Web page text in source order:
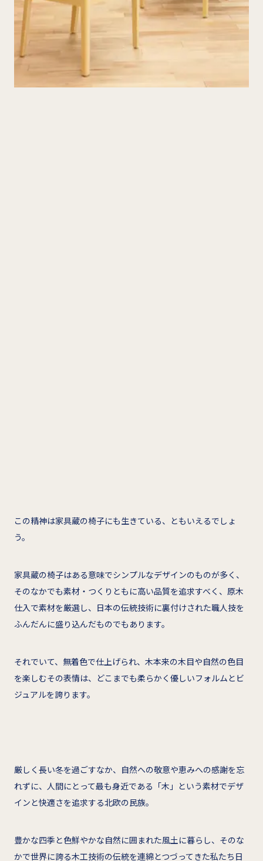
この精神は家具蔵の椅子にも生きている、ともいえるでしょ
う。
家具蔵の椅子はある意味でシンプルなデザインのものが多く、
そのなかでも素材・つくりともに高い品質を追求すべく、原木
仕入で素材を厳選し、日本の伝統技術に裏付けされた職人技を
ふんだんに盛り込んだものでもあります。
それでいて、無着色で仕上げられ、木本来の木目や自然の色目
を楽しむその表情は、どこまでも柔らかく優しいフォルムとビ
ジュアルを誇ります。
厳しく長い冬を過ごすなか、自然への敬意や恵みへの感謝を忘
れずに、人間にとって最も身近である「木」という素材でデザ
インと快適さを追求する北欧の民族。
豊かな四季と色鮮やかな自然に囲まれた風土に暮らし、そのな
かで世界に誇る木工技術の伝統を連綿とつづってきた私たち日